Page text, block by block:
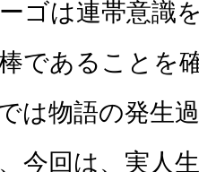
ゴは連帯意識
であることを
は物語の発生
今回は、実人